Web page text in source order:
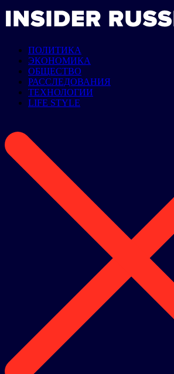
ПОЛИТИКА
ЭКОНОМИКА
ОБЩЕСТВО
РАССЛЕДОВАНИЯ
ТЕХНОЛОГИИ
LIFE STYLE